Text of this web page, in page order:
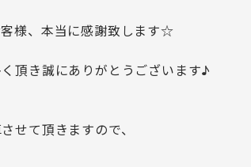
様、本当に感謝致します☆
頂き誠にありがとうございます♪
せて頂きますので、